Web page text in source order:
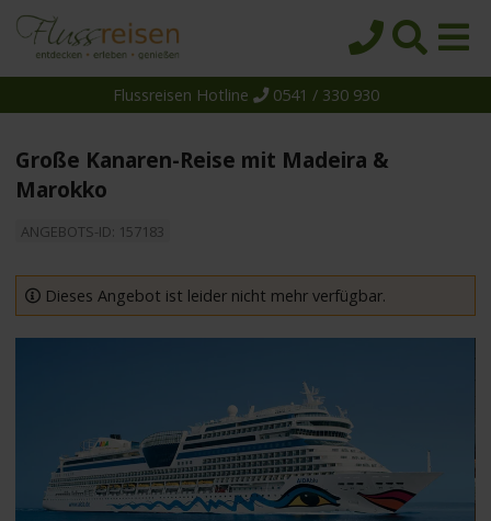
Reiseziele
Schiffe
Flussreisen Hotline 0541 / 330 930
Große Kanaren-Reise mit Madeira &
Marokko
ANGEBOTS-ID: 157183
Dieses Angebot ist leider nicht mehr verfügbar.